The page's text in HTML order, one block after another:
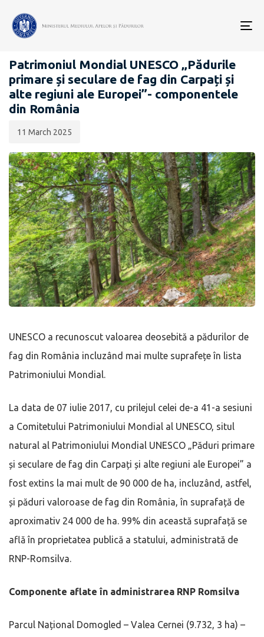
SIT NATURAL UNESCO
Patrimoniul Mondial UNESCO „Pădurile
primare și seculare de fag din Carpați și
alte regiuni ale Europei”- componentele
din România
publicării:
11 March 2025
UNESCO a recunoscut valoarea deosebită a pădurilor de
fag din România incluzând mai multe suprafețe în lista
Patrimoniului Mondial.
La data de 07 iulie 2017, cu prilejul celei de-a 41-a sesiuni
a Comitetului Patrimoniului Mondial al UNESCO, situl
natural al Patrimoniului Mondial UNESCO „Păduri primare
și seculare de fag din Carpați și alte regiuni ale Europei” a
fost extins la mai mult de 90 000 de ha, incluzând, astfel,
și păduri valoroase de fag din România, în suprafață de
aproximativ 24 000 de ha. 99% din această suprafață se
află în proprietatea publică a statului, administrată de
RNP-Romsilva.
Componente aflate în administrarea RNP Romsilva
Parcul Național Domogled – Valea Cernei (9.732, 3 ha) –